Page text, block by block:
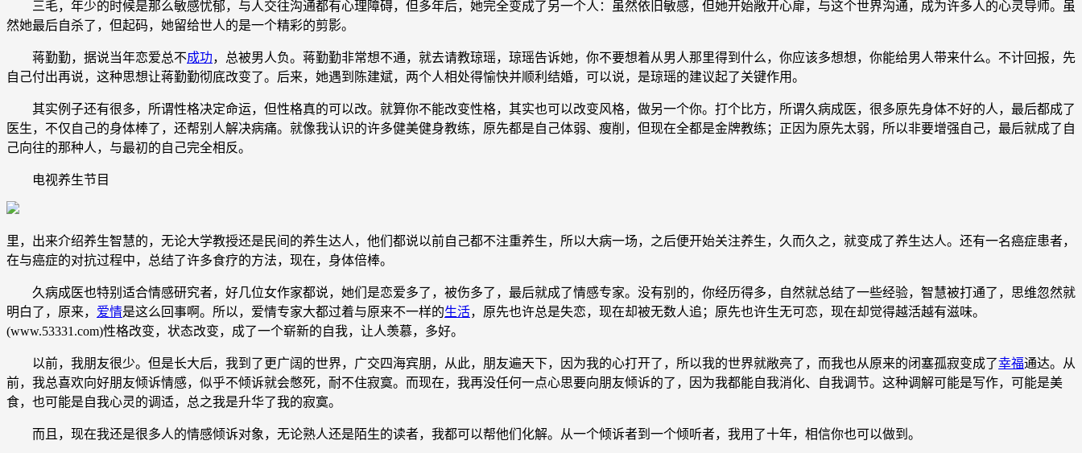
三毛，年少的时候是那么敏感忧郁，与人交往沟通都有心理障碍，但多年后，她完全变成了另一个人：虽然依旧敏感，但她开始敞开心扉，与这个世界沟通，成为许多人的心灵导师。虽
然她最后自杀了，但起码，她留给世人的是一个精彩的剪影。
蒋勤勤，据说当年恋爱总不成功，总被男人负。蒋勤勤非常想不通，就去请教琼瑶，琼瑶告诉她，你不要想着从男人那里得到什么，你应该多想想，你能给男人带来什么。不计回报，先
自己付出再说，这种思想让蒋勤勤彻底改变了。后来，她遇到陈建斌，两个人相处得愉快并顺利结婚，可以说，是琼瑶的建议起了关键作用。
其实例子还有很多，所谓性格决定命运，但性格真的可以改。就算你不能改变性格，其实也可以改变风格，做另一个你。打个比方，所谓久病成医，很多原先身体不好的人，最后都成了
医生，不仅自己的身体棒了，还帮别人解决病痛。就像我认识的许多健美健身教练，原先都是自己体弱、瘦削，但现在全都是金牌教练；正因为原先太弱，所以非要增强自己，最后就成了自
己向往的那种人，与最初的自己完全相反。
电视养生节目
里，出来介绍养生智慧的，无论大学教授还是民间的养生达人，他们都说以前自己都不注重养生，所以大病一场，之后便开始关注养生，久而久之，就变成了养生达人。还有一名癌症患者，
在与癌症的对抗过程中，总结了许多食疗的方法，现在，身体倍棒。
久病成医也特别适合情感研究者，好几位女作家都说，她们是恋爱多了，被伤多了，最后就成了情感专家。没有别的，你经历得多，自然就总结了一些经验，智慧被打通了，思维忽然就
明白了，原来， 爱情是这么回事啊。所以，爱情专家大都过着与原来不一样的生活，原先也许总是失恋，现在却被无数人追；原先也许生无可恋，现在却觉得越活越有滋味。
(www.53331.com)性格改变，状态改变，成了一个崭新的自我，让人羡慕，多好。
以前，我朋友很少。但是长大后，我到了更广阔的世界，广交四海宾朋，从此，朋友遍天下，因为我的心打开了，所以我的世界就敞亮了，而我也从原来的闭塞孤寂变成了幸福通达。从
前，我总喜欢向好朋友倾诉情感，似乎不倾诉就会憋死，耐不住寂寞。而现在，我再没任何一点心思要向朋友倾诉的了，因为我都能自我消化、自我调节。这种调解可能是写作，可能是美
食，也可能是自我心灵的调适，总之我是升华了我的寂寞。
而且，现在我还是很多人的情感倾诉对象，无论熟人还是陌生的读者，我都可以帮他们化解。从一个倾诉者到一个倾听者，我用了十年，相信你也可以做到。